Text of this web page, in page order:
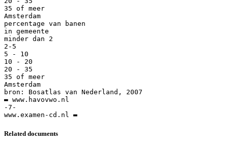
35 of meer
Amsterdam
percentage van banen
in gemeente
minder dan 2
2-5
5 - 10
10 - 20
20 - 35
35 of meer
Amsterdam
bron: Bosatlas van Nederland, 2007
▬ www.havovwo.nl
-7-
Related documents